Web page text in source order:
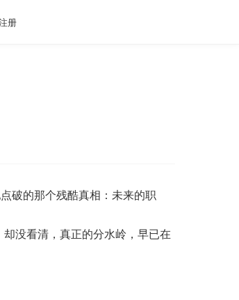
册
破的那个残酷真相：未来的职
没看清，真正的分水岭，早已在